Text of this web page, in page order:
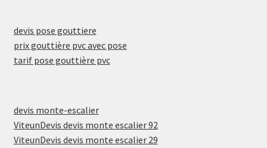
devis pose gouttiere
prix gouttière pvc avec pose
tarif pose gouttière pvc
devis monte-escalier
ViteunDevis devis monte escalier 92
ViteunDevis devis monte escalier 29